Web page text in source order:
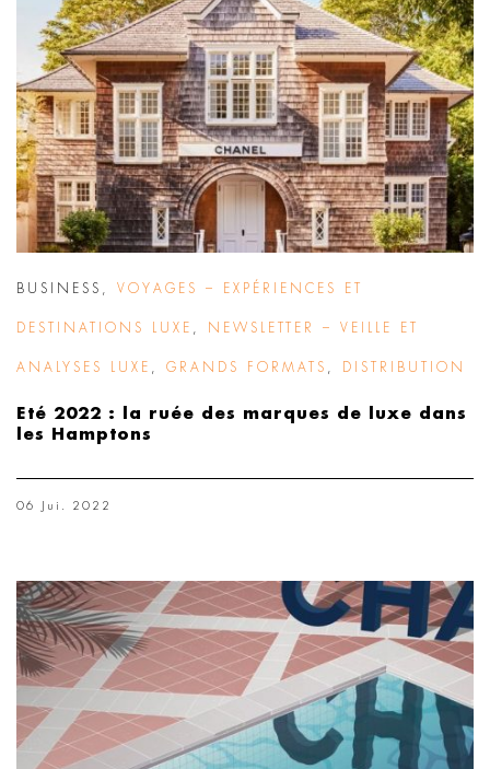
BUSINESS VOYAGES – EXPÉRIENCES ET
DESTINATIONS LUXE NEWSLETTER – VEILLE ET
ANALYSES LUXE GRANDS FORMATS DISTRIBUTION
Eté 2022 : la ruée des marques de luxe dans
les Hamptons
06 Jui. 2022